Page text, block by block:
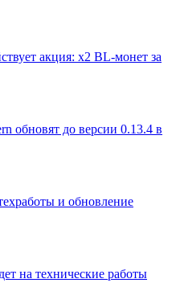
акция: x2 BL-монет за
обновят до версии 0.13.4 в
и обновление
на технические работы